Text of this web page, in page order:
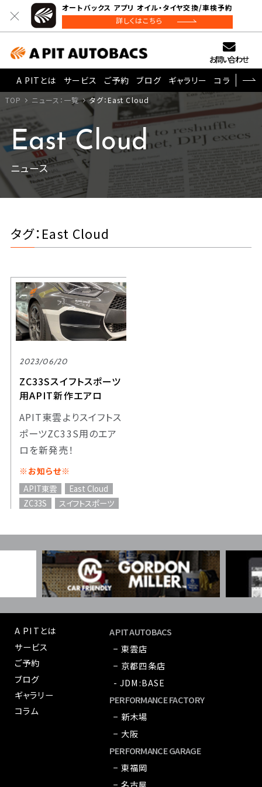
オートバックス アプリ オイル・タイヤ交換/車検予約
詳しくはこちら
お問い合わせ
A PITとは
サービス ご予約 ブログ ギャラリー コラム
TOP ニュース：一覧 タグ：East Cloud
East Cloud
ニュース
タグ：East Cloud
2023/06/20
ZC33Sスイフトスポーツ
用APIT新作エアロ
APIT東雲よりスイフトス
ポーツZC33S用のエア
ロを新発売！
※お知らせ※
APIT東雲
East Cloud
ZC33S
スイフトスポーツ
A PITとは
サービス
ご予約
ブログ
ギャラリー
コラム
A PIT AUTOBACS
− 東雲店
− 京都四条店
- JDM:BASE
PERFORMANCE FACTORY
− 新木場
− 大阪
PERFORMANCE GARAGE
− 東福岡